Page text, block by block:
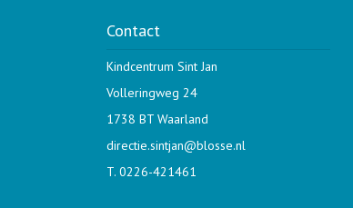
Contact
Kindcentrum Sint Jan
Volleringweg 24
1738 BT Waarland
directie.sintjan@blosse.nl
T. 0226-421461